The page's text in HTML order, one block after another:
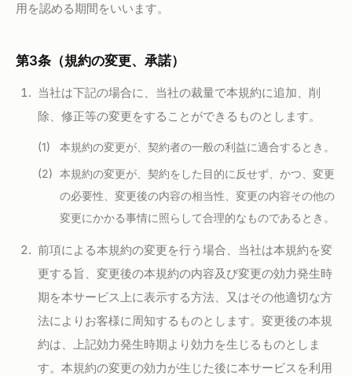
用を認める期間をいいます。
第3条（規約の変更、承諾）
当社は下記の場合に、当社の裁量で本規約に追加、削
除、修正等の変更をすることができるものとします。
本規約の変更が、契約者の一般の利益に適合するとき。
本規約の変更が、契約をした目的に反せず、かつ、変更
の必要性、変更後の内容の相当性、変更の内容その他の
変更にかかる事情に照らして合理的なものであるとき。
前項による本規約の変更を行う場合、当社は本規約を変
更する旨、変更後の本規約の内容及び変更の効力発生時
期を本サービス上に表示する方法、又はその他適切な方
法によりお客様に周知するものとします。変更後の本規
約は、上記効力発生時期より効力を生じるものとしま
す。本規約の変更の効力が生じた後に本サービスを利用